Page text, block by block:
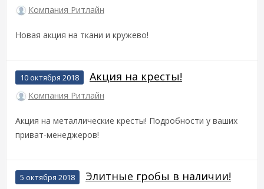
Компания Ритлайн
Новая акция на ткани и кружево!
10 октября 2018 Акция на кресты!
Компания Ритлайн
Акция на металлические кресты! Подробности у ваших
приват-менеджеров!
5 октября 2018 Элитные гробы в наличии!